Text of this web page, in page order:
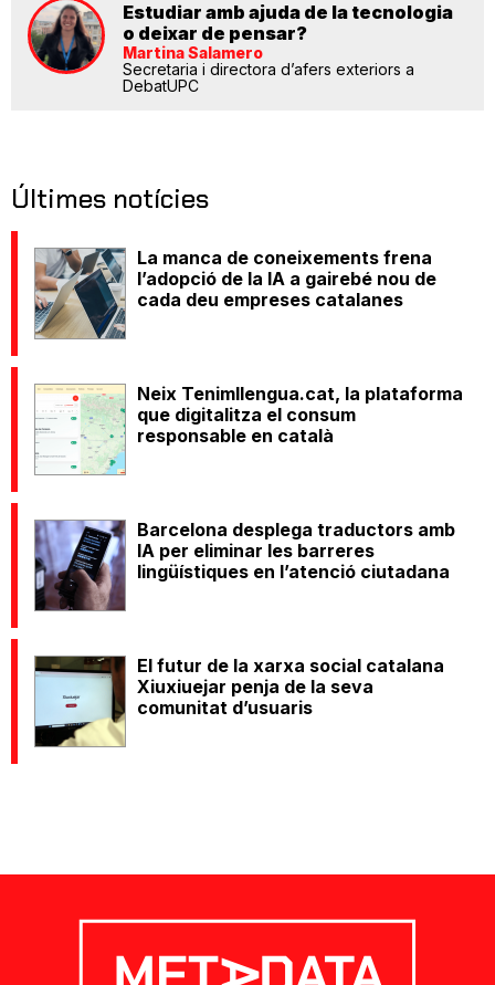
Estudiar amb ajuda de la tecnologia
o deixar de pensar?
Martina Salamero
Secretaria i directora d’afers exteriors a
DebatUPC
Últimes notícies
La manca de coneixements frena
l’adopció de la IA a gairebé nou de
cada deu empreses catalanes
Neix Tenimllengua.cat, la plataforma
que digitalitza el consum
responsable en català
Barcelona desplega traductors amb
IA per eliminar les barreres
lingüístiques en l’atenció ciutadana
El futur de la xarxa social catalana
Xiuxiuejar penja de la seva
comunitat d’usuaris